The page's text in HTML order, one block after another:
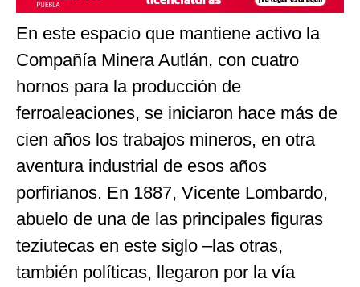
En este espacio que mantiene activo la
Compañía Minera Autlán, con cuatro
hornos para la producción de
ferroaleaciones, se iniciaron hace más de
cien años los trabajos mineros, en otra
aventura industrial de esos años
porfirianos. En 1887, Vicente Lombardo,
abuelo de una de las principales figuras
teziutecas en este siglo –las otras,
también políticas, llegaron por la vía